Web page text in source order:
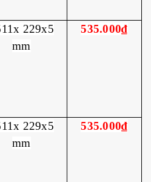
229x5
mm
535.000₫
229x5
mm
535.000₫